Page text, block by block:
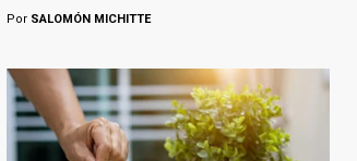
Por SALOMÓN MICHITTE